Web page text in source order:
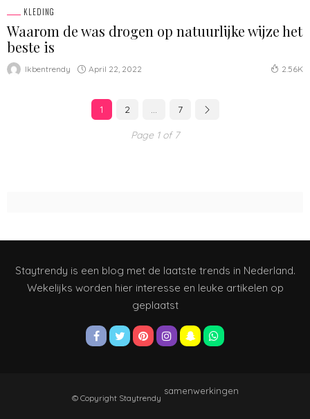
KLEDING
Waarom de was drogen op natuurlijke wijze het
beste is
Ikbentrendy April 22, 2022 2.56K
1 2 … 7
Page 1 of 7
Staytrendy is een blog met de laatste trends in Nederland.
Wekelijks worden hier interesse en leuke artikelen op
geplaatst
© Copyright Staytrendy
samenwerkingen